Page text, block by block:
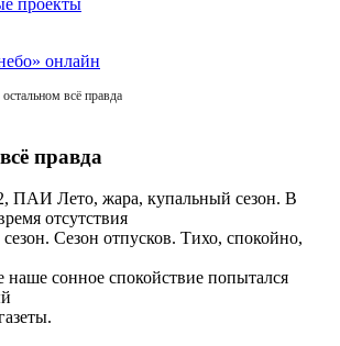
проекты
онлайн
всё правда
правда
ПАИ Лето, жара, купальный сезон. В
отсутствия
Сезон отпусков. Тихо, спокойно,
сонное спокойствие попытался